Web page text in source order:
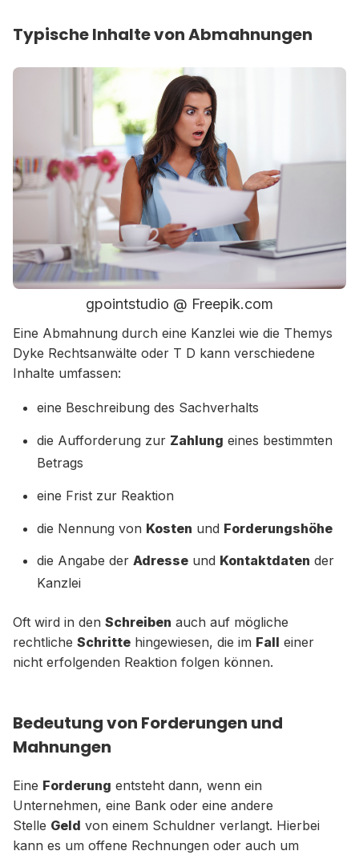
Typische Inhalte von Abmahnungen
gpointstudio @ Freepik.com
Eine Abmahnung durch eine Kanzlei wie die Themys
Dyke Rechtsanwälte oder T D kann verschiedene
Inhalte umfassen:
eine Beschreibung des Sachverhalts
die Aufforderung zur Zahlung eines bestimmten
Betrags
eine Frist zur Reaktion
die Nennung von Kosten und Forderungshöhe
die Angabe der Adresse und Kontaktdaten der
Kanzlei
Oft wird in den Schreiben auch auf mögliche
rechtliche Schritte hingewiesen, die im Fall einer
nicht erfolgenden Reaktion folgen können.
Bedeutung von Forderungen und
Mahnungen
Eine Forderung entsteht dann, wenn ein
Unternehmen, eine Bank oder eine andere
Stelle Geld von einem Schuldner verlangt. Hierbei
kann es um offene Rechnungen oder auch um